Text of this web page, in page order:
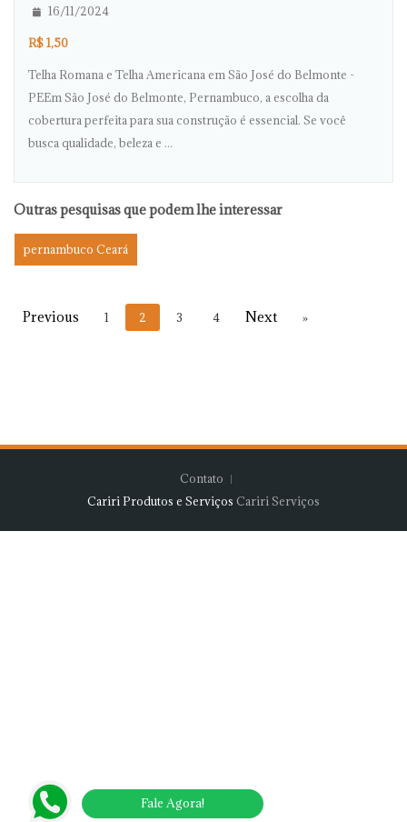
16/11/2024
R$ 1,50
Telha Romana e Telha Americana em São José do Belmonte -
PEEm São José do Belmonte, Pernambuco, a escolha da
cobertura perfeita para sua construção é essencial. Se você
busca qualidade, beleza e ...
Outras pesquisas que podem lhe interessar
pernambuco Ceará
1 2 3 4 »
Fale Agora!
Contato
Cariri Produtos e Serviços Cariri Serviços